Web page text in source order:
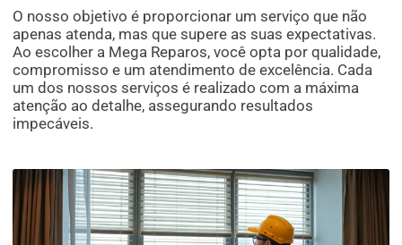
O nosso objetivo é proporcionar um serviço que não
apenas atenda, mas que supere as suas expectativas.
Ao escolher a Mega Reparos, você opta por qualidade,
compromisso e um atendimento de excelência. Cada
um dos nossos serviços é realizado com a máxima
atenção ao detalhe, assegurando resultados
impecáveis.